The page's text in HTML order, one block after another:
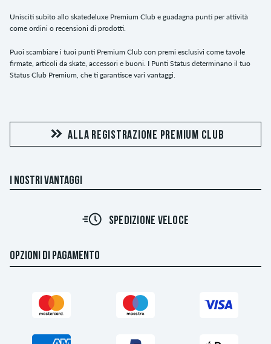
Unisciti subito allo skatedeluxe Premium Club e guadagna punti per attività
come ordini o recensioni di prodotti.
Puoi scambiare i tuoi punti Premium Club con premi esclusivi come tavole
firmate, articoli da skate, accessori e buoni. I Punti Status determinano il tuo
Status Club Premium, che ti garantisce vari vantaggi.
ALLA REGISTRAZIONE PREMIUM CLUB
I NOSTRI VANTAGGI
SPEDIZIONE VELOCE
OPZIONI DI PAGAMENTO